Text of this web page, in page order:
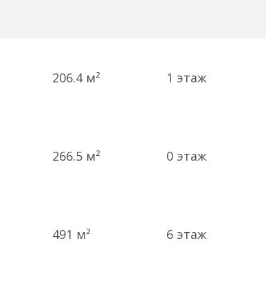
206.4 м² 1 этаж
266.5 м² 0 этаж
491 м² 6 этаж